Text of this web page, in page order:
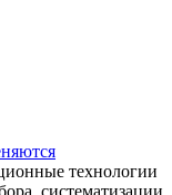
технологии
систематизации